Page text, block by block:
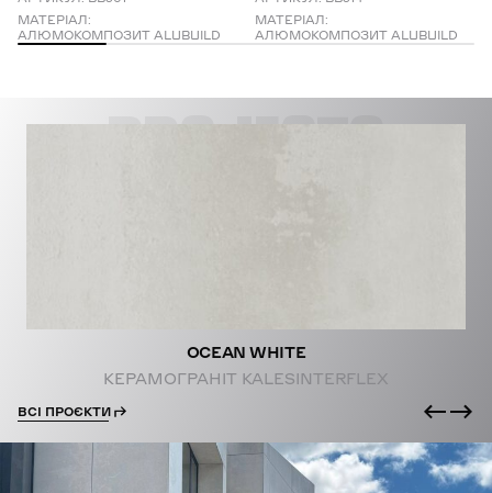
МАТЕРІАЛ:
АЛЮМОКОМПОЗИТ ALUBUILD
МАТЕРІАЛ:
АЛЮМОКОМПОЗИТ ALUBUILD
PROJECTS
OCEAN WHITE
КЕРАМОГРАНІТ KALESINTERFLEX
ВСІ ПРОЄКТИ